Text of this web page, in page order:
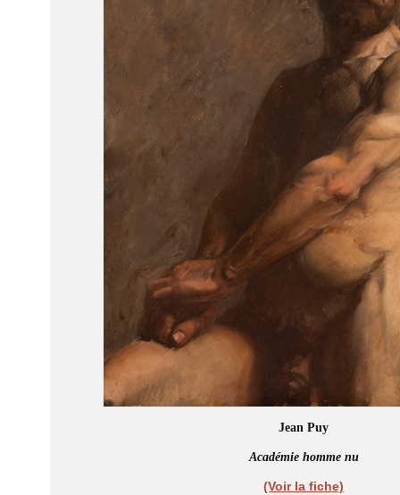
Jean Puy
Académie homme nu
(Voir la fiche)